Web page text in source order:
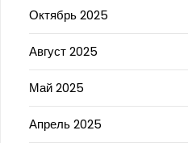
Октябрь 2025
Август 2025
Май 2025
Апрель 2025